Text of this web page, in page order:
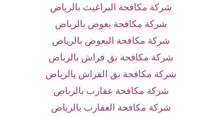
شركة مكافحة البراغيث بالرياض
شركة مكافحة بعوض بالرياض
شركة مكافحة البعوض بالرياض
شركة مكافحة بق فراش بالرياض
شركة مكافحة بق الفراش بالرياض
شركة مكافحة عقارب بالرياض
شركة مكافحة العقارب بالرياض